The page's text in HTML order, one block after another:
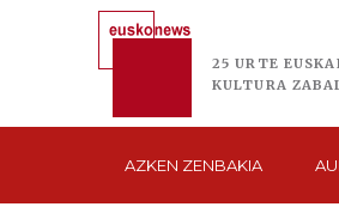
25 URTE
KULTURA
AZKEN ZENBAKIA